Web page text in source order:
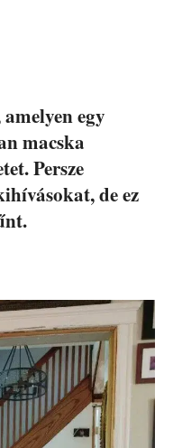
egy
macska
Persze
de ez